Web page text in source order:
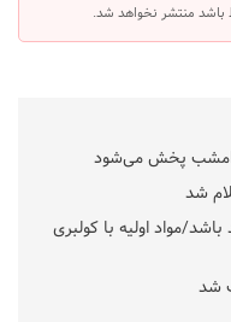
باشد منتشر نخواهد شد.
امشب پخش می‌شود
شد
مواد اولیه با کولبری
شد